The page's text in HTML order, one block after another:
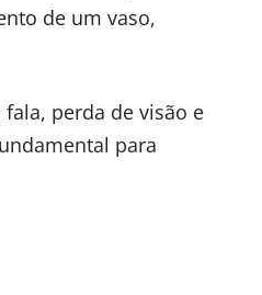
de um vaso,
perda de visão e
para